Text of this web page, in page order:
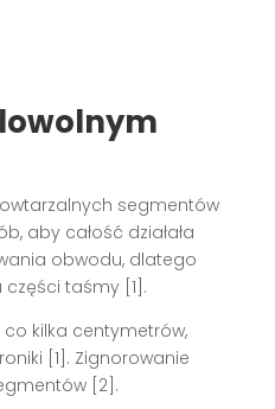
segmentów
aby całość działała
obwodu, dlatego
taśmy [1].
co kilka centymetrów,
[1]. Zignorowanie
[2].